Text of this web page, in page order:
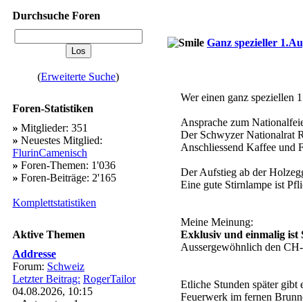
Durchsuche Foren
(Erweiterte Suche)
Foren-Statistiken
» Mitglieder: 351
» Neuestes Mitglied:
FlurinCamenisch
» Foren-Themen: 1'036
» Foren-Beiträge: 2'165
Komplettstatistiken
Aktive Themen
Addresse
Forum: Schweiz
Letzter Beitrag: RogerTailor
04.08.2026, 10:15
Ganz spezieller
Wer einen ganz speziellen
Ansprache zum
Der Schwyzer Nationalrat
Anschliessend Kaffee und
Der Aufstieg ab der
Eine gute Stirnlampe ist
Meine Meinung:
Exklusiv und einmalig ist
Aussergewöhnlich den
Etliche Stunden später
Feuerwerk im fernen